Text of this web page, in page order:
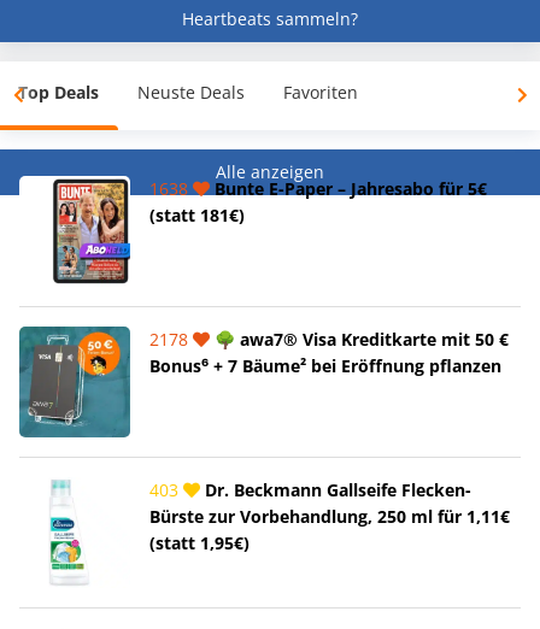
Heartbeats sammeln?
Top Deals Neuste Deals Favoriten
Alle anzeigen
1638
Bunte E-Paper – Jahresabo für 5€
(statt 181€)
2178
🌳 awa7® Visa Kreditkarte mit 50 €
Bonus⁶ + 7 Bäume² bei Eröffnung pflanzen
403
Dr. Beckmann Gallseife Flecken-
Bürste zur Vorbehandlung, 250 ml für 1,11€
(statt 1,95€)